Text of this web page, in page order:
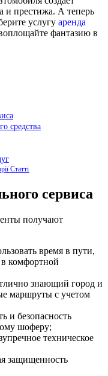
и престижа. А теперь
услугу аренда
фантазию в
средства
Статті
сервиса
получают
время в пути,
в комфортной
знающий город и
маршруты с учетом
и безопасность
шоферу;
техническое
защищенность